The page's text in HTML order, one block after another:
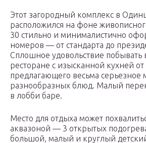
Этот загородный комплекс в
расположился на фоне
30 стильно и минималистично
номеров — от стандарта до
Сплошное удовольствие побывать
ресторане с изысканной кухней
предлагающего весьма
разнообразных блюд. Малый
в лобби баре.
Место для отдыха может
аквазоной — 3 открытых
большой, малый и круглый